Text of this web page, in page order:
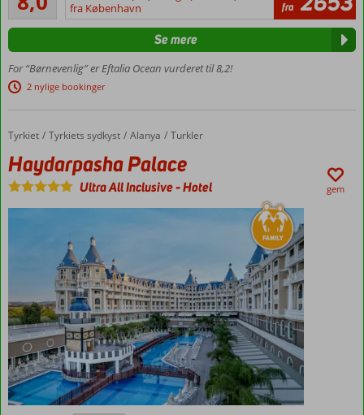
Gazipasa
Flere
Moderne
familiehotel
til
Island
Swim-
plads til
160
anmeldelserfra København
fra
For “Børnevenlig” er Eftalia Ocean vurderet til 8,2!
2 nylige bookinger
Se mere
Forside
Tyrkiet Tyrkiets sydkyst Alanya Turkler
Haydarpasha Palace
Haydarpasha Palace
Ultra All Inclusive-Hotel gem